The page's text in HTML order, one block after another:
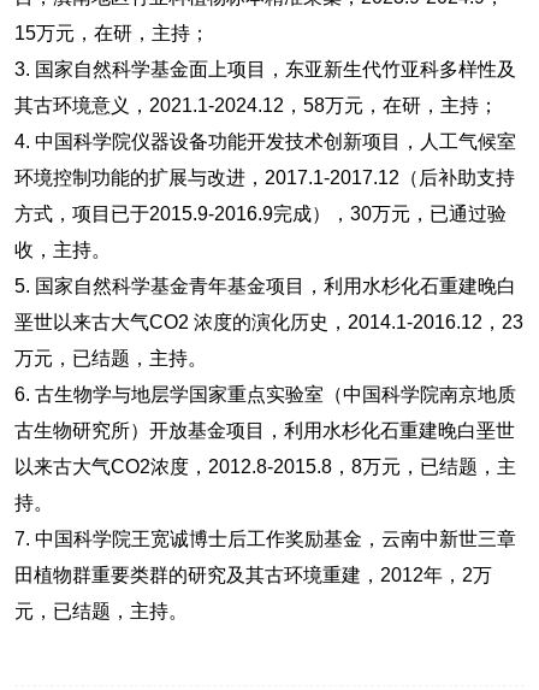
15万元，在研，主持；
3. 国家自然科学基金面上项目，东亚新生代竹亚科多样性及
其古环境意义，2021.1-2024.12，58万元，在研，主持；
4. 中国科学院仪器设备功能开发技术创新项目，人工气候室
环境控制功能的扩展与改进，2017.1-2017.12（后补助支持
方式，项目已于2015.9-2016.9完成），30万元，已通过验
收，主持。
5. 国家自然科学基金青年基金项目，利用水杉化石重建晚白
垩世以来古大气CO2 浓度的演化历史，2014.1-2016.12，23
万元，已结题，主持。
6. 古生物学与地层学国家重点实验室（中国科学院南京地质
古生物研究所）开放基金项目，利用水杉化石重建晚白垩世
以来古大气CO2浓度，2012.8-2015.8，8万元，已结题，主
持。
7. 中国科学院王宽诚博士后工作奖励基金，云南中新世三章
田植物群重要类群的研究及其古环境重建，2012年，2万
元，已结题，主持。